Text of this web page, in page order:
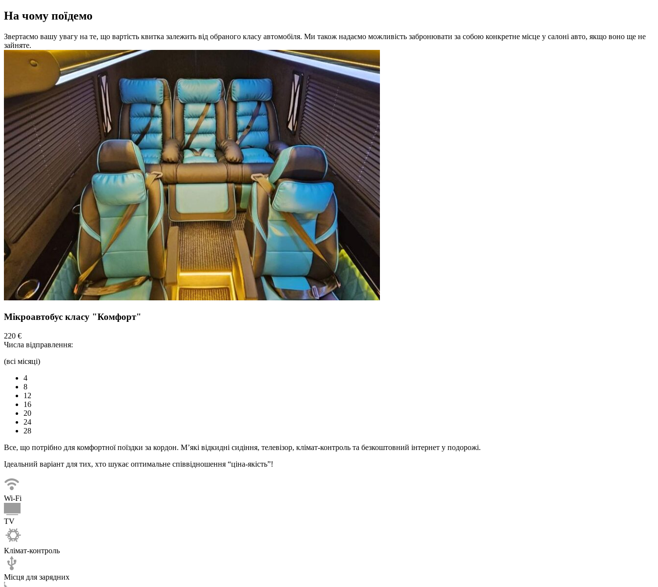
На чому поїдемо
Звертаємо вашу увагу на те, що вартість квитка залежить від обраного класу автомобіля. Ми також надаємо можливість забронювати за собою конкретне місце у салоні авто, якщо воно ще не
зайняте.
Мікроавтобус класу "Комфорт"
220 €
Числа відправлення:
(всі місяці)
4
8
12
16
20
24
28
Все, що потрібно для комфортноїпоїздки за кордон. М’які відкидні сидіння, телевізор, клімат-контроль та безкоштовний інтернет у подорожі.
Ідеальний варіант для тих, хто шукає оптимальне співвідношення “ціна-якість”!
Wi-Fi
TV
Клімат-контроль
Місця для зарядних